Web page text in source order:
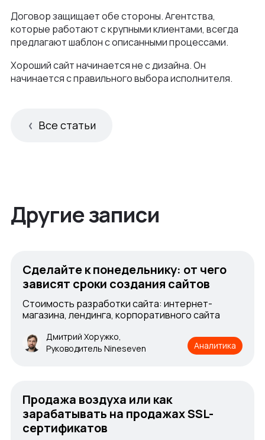
Договор защищает обе стороны. Агентства,
которые работают с крупными клиентами, всегда
предлагают шаблон с описанными процессами.
Хороший сайт начинается не с дизайна. Он
начинается с правильного выбора исполнителя.
Все статьи
Другие записи
Сделайте к понедельнику: от чего
зависят сроки создания сайтов
Стоимость разработки сайта: интернет-
магазина, лендинга, корпоративного сайта
Дмитрий Хоружко,
Руководитель Nineseven
Аналитика
Продажа воздуха или как
зарабатывать на продажах SSL-
сертификатов